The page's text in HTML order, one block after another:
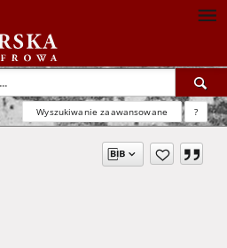
Wyszukiwanie zaawansowane ?